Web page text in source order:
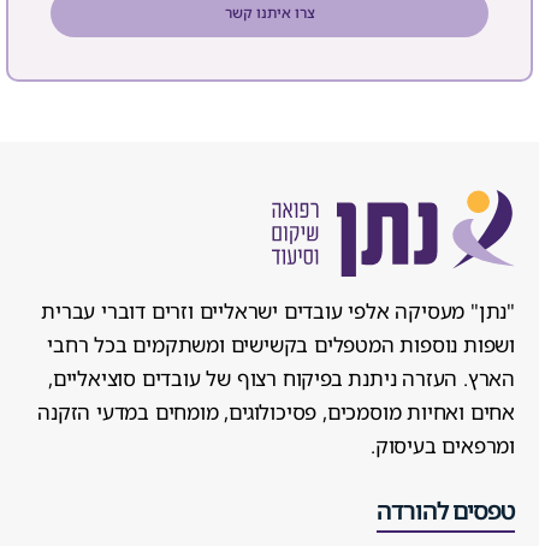
צרו איתנו קשר
"נתן" מעסיקה אלפי עובדים ישראליים וזרים דוברי עברית
ושפות נוספות המטפלים בקשישים ומשתקמים בכל רחבי
הארץ. העזרה ניתנת בפיקוח רצוף של עובדים סוציאליים,
אחים ואחיות מוסמכים, פסיכולוגים, מומחים במדעי הזקנה
ומרפאים בעיסוק.
טפסים להורדה